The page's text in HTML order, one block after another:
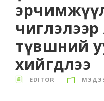
түвшний
хийгдлээ
EDITOR